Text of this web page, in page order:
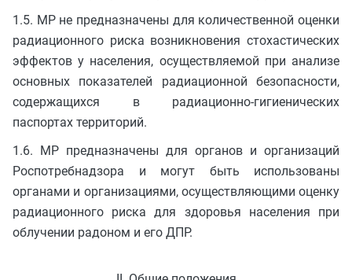
1.5. МР не предназначены для количественной оценки
радиационного риска возникновения стохастических
эффектов у населения, осуществляемой при анализе
основных показателей радиационной безопасности,
содержащихся в радиационно-гигиенических
паспортах территорий.
1.6. МР предназначены для органов и организаций
Роспотребнадзора и могут быть использованы
органами и организациями, осуществляющими оценку
радиационного риска для здоровья населения при
облучении радоном и его ДПР.